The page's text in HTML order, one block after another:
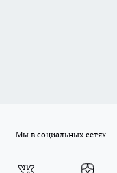
Мы в социальных сетях